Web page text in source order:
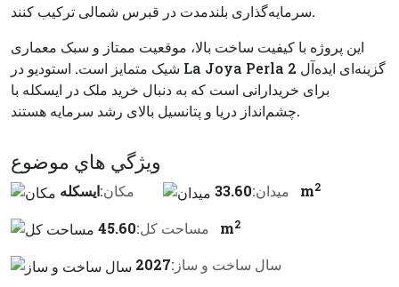
سرمایه‌گذاری بلندمدت در قبرس شمالی ترکیب کنند.
این پروژه با کیفیت ساخت بالا، موقعیت ممتاز و سبک معماری
شیک متمایز است. استودیو در La Joya Perla 2 گزینه‌ای ایده‌آل
برای خریدارانی است که به دنبال خرید ملک در ایسکله با
چشم‌انداز دریا و پتانسیل بالای رشد سرمایه هستند.
ويژگي هاي موضوع
مكان:ایسکله ميدان: 33.60 m2
مساحت کل: 45.60 m2
سال ساخت و ساز:2027